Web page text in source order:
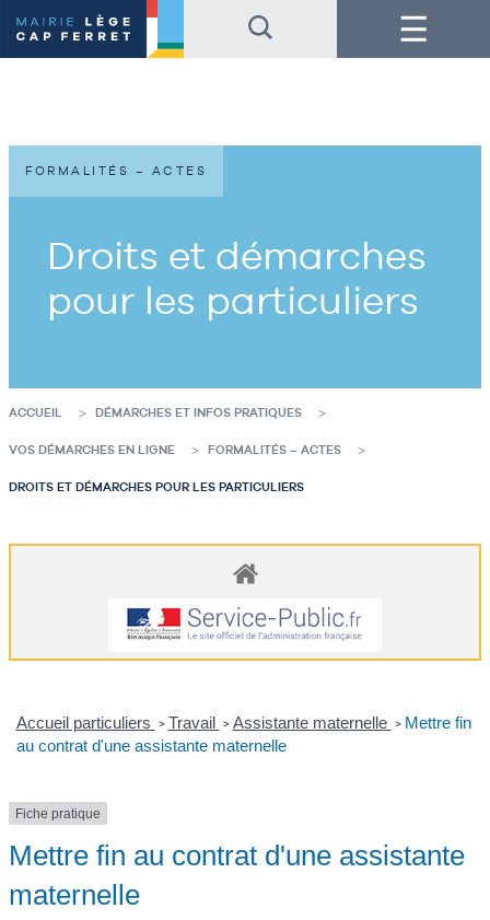
au
contenu
de
au
pied
de
Menu
Droits et démarches
pour les particuliers
FORMALITÉS – ACTES
ACCUEIL DÉMARCHES ET INFOS PRATIQUES
VOS DÉMARCHES EN LIGNE FORMALITÉS – ACTES
DROITS ET DÉMARCHES POUR LES PARTICULIERS
Accueil particuliers > Travail > Assistante maternelle > Mettre fin
au contrat d'une assistante maternelle
Fiche pratique
Mettre fin au contrat d'une assistante
maternelle